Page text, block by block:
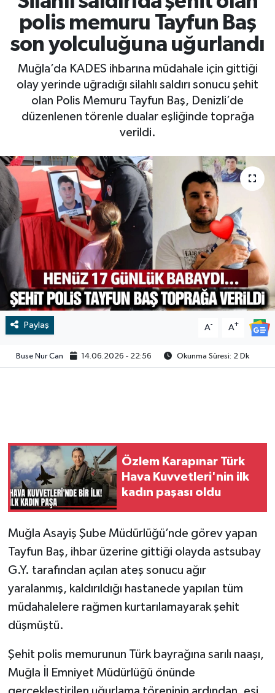
polis memuru Tayfun Baş
son yolculuğuna uğurlandı
Muğla’da KADES ihbarına müdahale için gittiği
olay yerinde uğradığı silahlı saldırı sonucu şehit
olan Polis Memuru Tayfun Baş, Denizli’de
düzenlenen törenle dualar eşliğinde toprağa
verildi.
Paylaş A- A+
Buse Nur Can 14.06.2026 - 22:56 Okunma Süresi: 2 Dk
Özlem Karapınar Türk
Hava Kuvvetleri'nin ilk
kadın paşası oldu
Muğla Asayiş Şube Müdürlüğü’nde görev yapan
Tayfun Baş, ihbar üzerine gittiği olayda astsubay
G.Y. tarafından açılan ateş sonucu ağır
yaralanmış, kaldırıldığı hastanede yapılan tüm
müdahalelere rağmen kurtarılamayarak şehit
düşmüştü.
Şehit polis memurunun Türk bayrağına sarılı naaşı,
Muğla İl Emniyet Müdürlüğü önünde
RESMİ İLAN
BİLİM VE TEKNOLOJİ
RESMİ İLAN
Yaşam
Tarih
Çevre
İletişim
Künye
SPOR
Vefat
Video